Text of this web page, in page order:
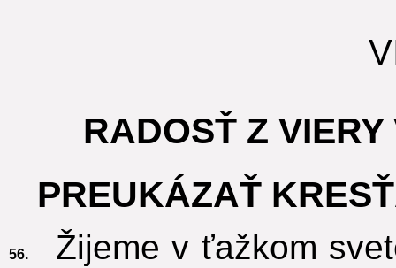
RADOSŤ Z
PREUKÁZAŤ
56.
Žijeme v ťažkom